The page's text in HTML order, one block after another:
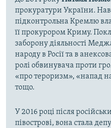
прокуратури України.
підконтрольна Кремлю
її прокурором Криму.
заборону діяльності
народу в Росії та в
ролі обвинувача проти
«про тероризм», «напад
тощо.
У 2016 році після
півострові, вона стала